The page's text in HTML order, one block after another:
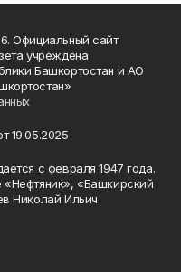
Официальный сайт
учреждена
Башкортостан и АО
19.05.2025
с февраля 1947 года.
«Башкирский
Николай Ильич